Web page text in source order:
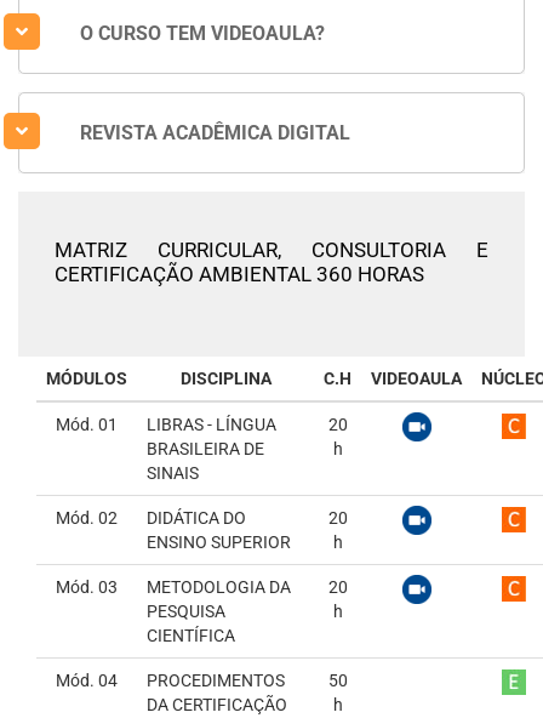
O CURSO TEM VIDEOAULA?
REVISTA ACADÊMICA DIGITAL
MATRIZ CURRICULAR, CONSULTORIA E
CERTIFICAÇÃO AMBIENTAL 360 HORAS
MÓDULOS DISCIPLINA C.H VIDEOAULA
Mód. 01
LIBRAS - LÍNGUA
BRASILEIRA DE
SINAIS
20
h
Mód. 02
DIDÁTICA DO
ENSINO SUPERIOR
20
h
Mód. 03
METODOLOGIA DA
PESQUISA
CIENTÍFICA
20
h
Mód. 04
PROCEDIMENTOS
DA CERTIFICAÇÃO
50
h